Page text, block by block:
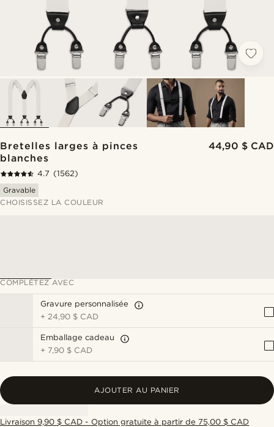
Bretelles larges à pinces
blanches
44,90 $ CAD
4.7 (1562)
Gravable
CHOISISSEZ LA COULEUR
COMPLÉTEZ AVEC
Gravure personnalisée
+24,90 $ CAD
Emballage cadeau
+ 7,90 $ CAD
AJOUTER AU PANIER
Livraison 9,90 $ CAD - Option gratuite à partir de 75,00 $ CAD